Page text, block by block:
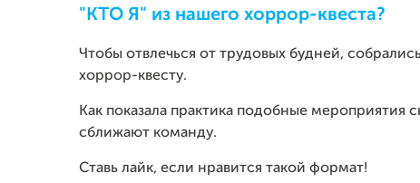
"КТО Я" из нашего хоррор-квеста?
Чтобы отвлечься от трудовых будней,
хоррор-квесту.
Как показала практика подобные
сближают команду.
Ставь лайк, если нравится такой формат!